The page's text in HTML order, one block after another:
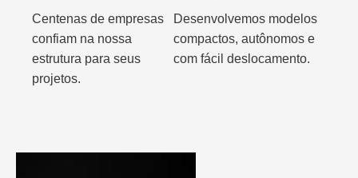
Centenas de empresas
confiam na nossa
estrutura para seus
projetos.
Desenvolvemos modelos
compactos, autônomos e
com fácil deslocamento.